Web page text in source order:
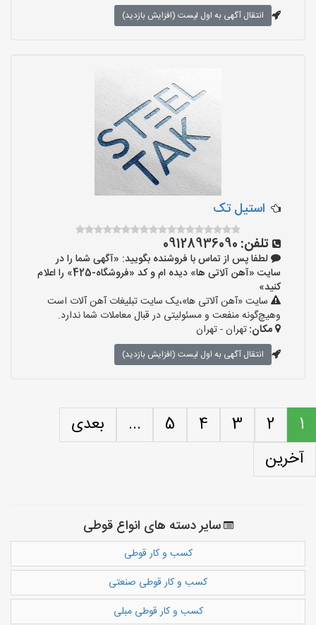
انتقال آگهی به اول لیست (افزایش بازدید)
استیل تک
تلفن: 09128936090
لطفا پس از تماس با فروشنده بگویید: «آگهی شما را در
سایت «آهن آلاتی ها» دیده ام و کد «فروشگاه-425» را اعلام
کنید»
سایت «آهن آلاتی ها»،یک سایت تبلیغات آهن آلات است
وهیچ‌گونه منفعت و مسئولیتی در قبال معاملات شما ندارد.
مکان:تهران - تهران
انتقال آگهی به اول لیست (افزایش بازدید)
1
2
3
4
5
...
بعدی
آخرین
سایر دسته های انواع قوطی
کسب و کار قوطی
کسب و کار قوطی صنعتی
کسب و کار قوطی مبلی